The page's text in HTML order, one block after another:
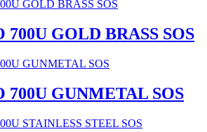
700U GOLD BRASS SOS
700U GUNMETAL SOS